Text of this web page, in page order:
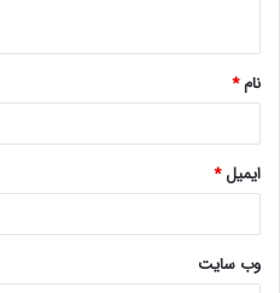
می‌رود.
کشور وجود دارد که اگر در توسعه
رافع یکی از مزیت‌های رونق فرش
نام*
ایمیل*
وب‌ سایت